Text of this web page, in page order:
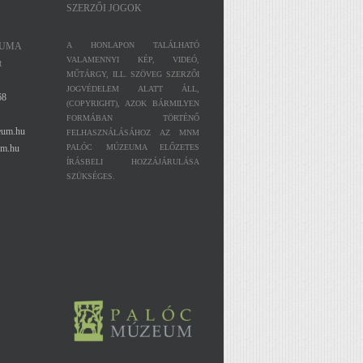
SZERZŐI JOGOK
A HONLAPON TALÁLHATÓ
VALAMENNYI KÉP, VIDEÓ,
MŰTÁRGY, ILL. SZÖVEG SZERZŐI
JOGVÉDELEM ALATT ÁLL,
(COPYRIGHT), AZOK BÁRMILYEN
FORMÁBAN TÖRTÉNŐ
FELHASZNÁLÁSÁHOZ AZ MNM
PALÓC MÚZEUMA ELŐZETES
ÍRÁSBELI HOZZÁJÁRULÁSA
SZÜKSÉGES.